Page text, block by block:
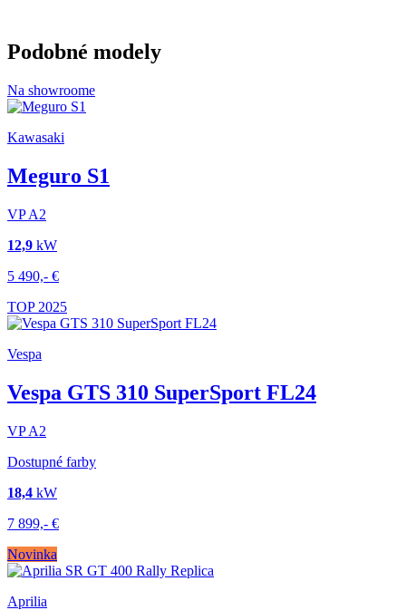
Podobné modely
Na showroome
Kawasaki
Meguro S1
VPA2
12,9 kW
5 490,- €
TOP 2025
Vespa
Vespa GTS 310 SuperSport FL24
VPA2
Dostupné farby
18,4 kW
7 899,- €
Novinka
Aprilia